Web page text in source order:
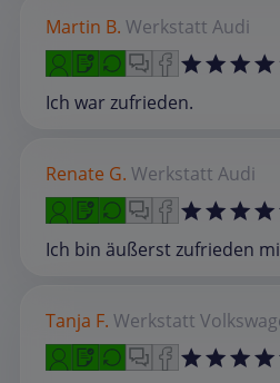
Martin B. Werkstatt Audi
Ich war zufrieden.
Renate G. Werkstatt Audi
Ich bin äußerst zufrieden
Tanja F. Werkstatt